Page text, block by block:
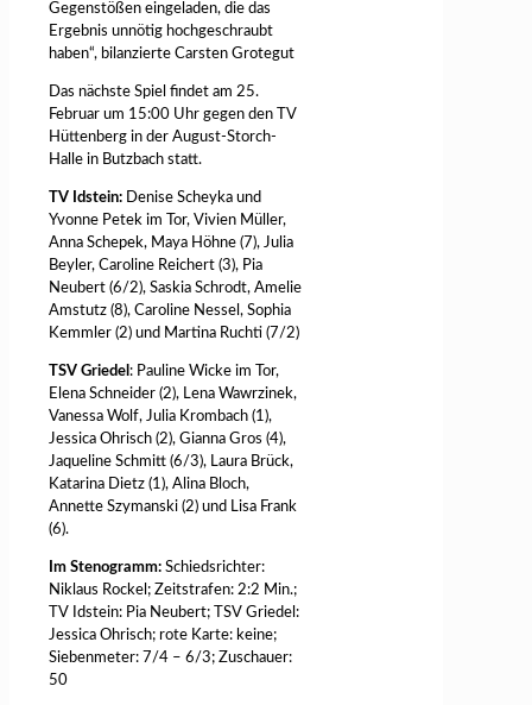
Gegenstößen eingeladen, die das
Ergebnis unnötig hochgeschraubt
haben“, bilanzierte Carsten Grotegut
Das nächste Spiel findet am 25.
Februar um 15:00 Uhr gegen den TV
Hüttenberg in der August-Storch-
Halle in Butzbach statt.
TV Idstein: Denise Scheyka und
Yvonne Petek im Tor, Vivien Müller,
Anna Schepek, Maya Höhne (7), Julia
Beyler, Caroline Reichert (3), Pia
Neubert (6/2), Saskia Schrodt, Amelie
Amstutz (8), Caroline Nessel, Sophia
Kemmler (2) und Martina Ruchti (7/2)
TSV Griedel : Pauline Wicke im Tor,
Elena Schneider (2), Lena Wawrzinek,
Vanessa Wolf, Julia Krombach (1),
Jessica Ohrisch (2), Gianna Gros (4),
Jaqueline Schmitt (6/3), Laura Brück,
Katarina Dietz (1), Alina Bloch,
Annette Szymanski (2) und Lisa Frank
(6).
Im Stenogramm: Schiedsrichter:
Niklaus Rockel; Zeitstrafen: 2:2 Min.;
TV Idstein: Pia Neubert; TSV Griedel:
Jessica Ohrisch; rote Karte: keine;
Siebenmeter: 7/4 – 6/3; Zuschauer:
50